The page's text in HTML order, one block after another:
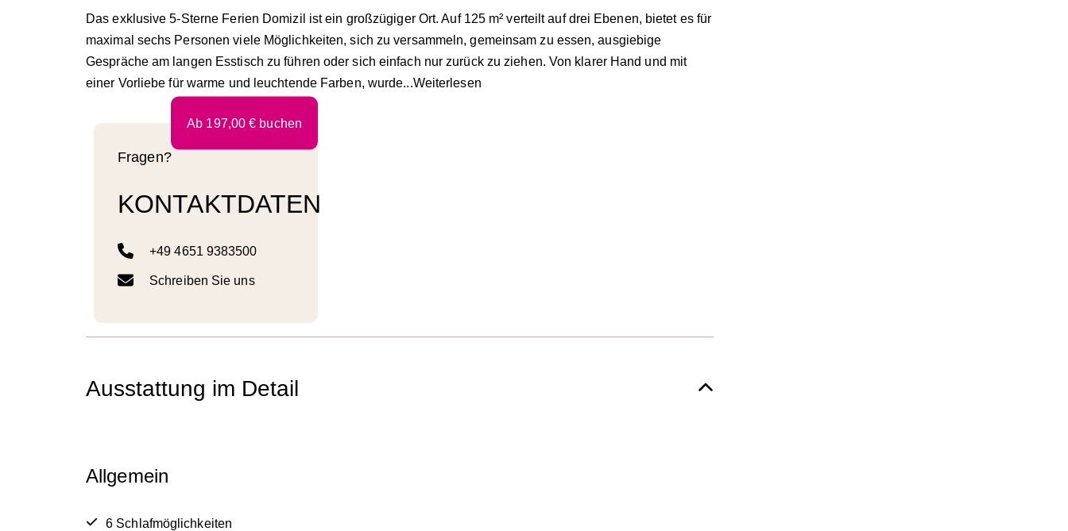
Das exklusive 5-Sterne Ferien Domizil ist ein großzügiger Ort. Auf 125 m² verteilt auf drei Ebenen, bietet es für
maximal sechs Personen viele Möglichkeiten, sich zu versammeln, gemeinsam zu essen, ausgiebige
Gespräche am langen Esstisch zu führen oder sich einfach nur zurück zu ziehen. Von klarer Hand und mit
einer Vorliebe für warme und leuchtende Farben, wurde...Weiterlesen
Ab 197,00 € buchen
Fragen?
KONTAKTDATEN
+49 4651 9383500
Schreiben Sie uns
Ausstattung im Detail
Allgemein
6 Schlafmöglichkeiten